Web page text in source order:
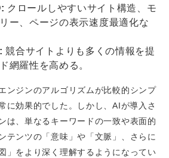
クロールしやすいサイト構造、モ
ー、ページの表示速度最適化な
競合サイトよりも多くの情報を提
網羅性を高める。
ンジンのアルゴリズムが比較的シンプ
に効果的でした。しかし、AIが導入さ
は、単なるキーワードの一致や表面的
テンツの「意味」や「文脈」、さらに
」をより深く理解するようになってい